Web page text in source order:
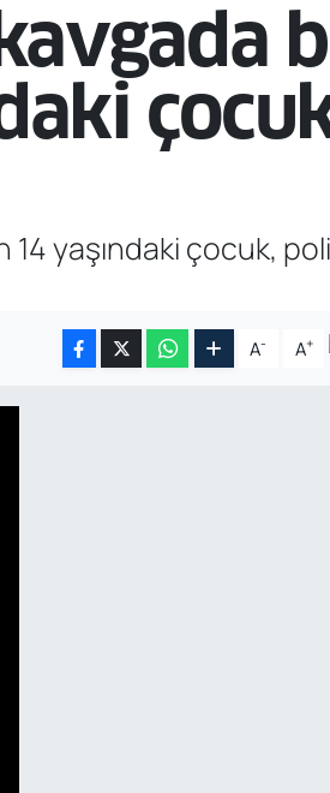
14 yaşındaki çocuk,
A- A+